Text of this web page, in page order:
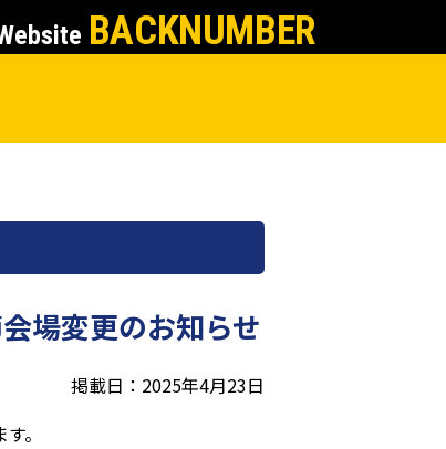
BACKNUMBER
場変更のお知らせ
掲載日：2025年4月23日
。